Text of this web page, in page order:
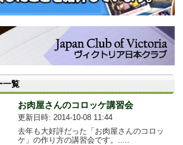
一覧
お肉屋さんのコロッケ講習会
更新日時: 2014-10-08 11:44
去年も大好評だった「お肉屋さんのコロッ
ケ」の作り方の講習会です。.....